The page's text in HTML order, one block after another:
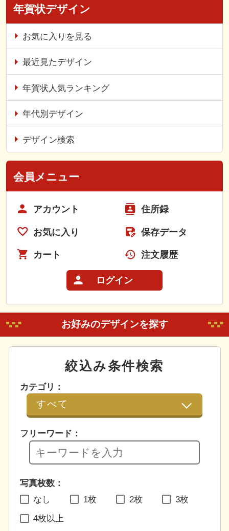
年賀状デザイン
お気に入りを見る
最近見たデザイン
年賀状人気ランキング
年代別デザイン
デザイン検索
会員メニュー
アカウント 住所録
お気に入り 保存データ
カート 注文履歴
ログイン
お好みのデザインを探す
絞込み条件検索
カテゴリ：
フリーワード：
写真枚数：
なし
1枚 2枚 3枚
4枚以上